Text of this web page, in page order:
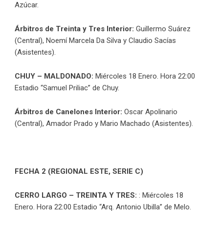
Azúcar.
Árbitros de Treinta y Tres Interior: Guillermo Suárez
(Central), Noemí Marcela Da Silva y Claudio Sacías
(Asistentes).
CHUY – MALDONADO: Miércoles 18 Enero. Hora 22:00
Estadio “Samuel Priliac” de Chuy.
Árbitros de Canelones Interior: Oscar Apolinario
(Central), Amador Prado y Mario Machado (Asistentes).
FECHA 2 (REGIONAL ESTE, SERIE C)
CERRO LARGO – TREINTA Y TRES: : Miércoles 18
Enero. Hora 22:00 Estadio “Arq. Antonio Ubilla” de Melo.